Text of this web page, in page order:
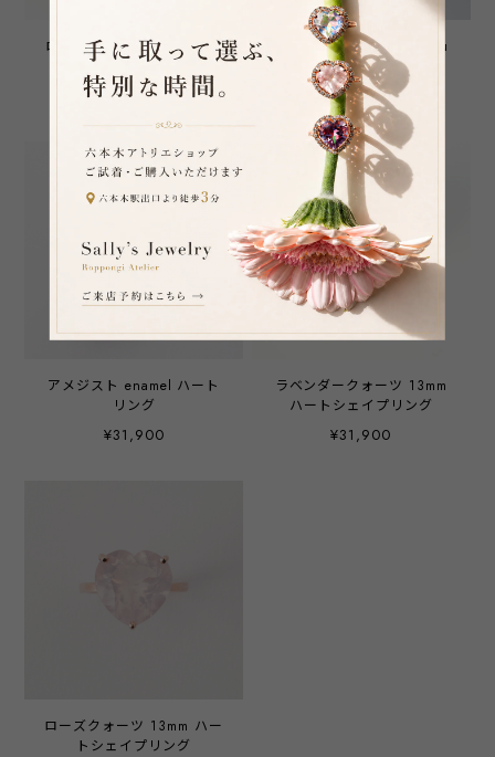
ロンドンブルートパーズ ダ
イヤモンド Halo Grand
Bijoux 18K Ring
¥275,000
ブルートパーズ Gros Bijou
18K Ring
¥165,000
アメジスト enamel ハート
リング
¥31,900
ラベンダークォーツ 13mm
ハートシェイプリング
¥31,900
ローズクォーツ 13mm ハー
トシェイプリング